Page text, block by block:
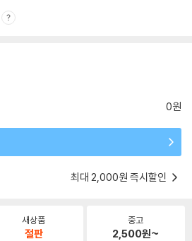
0원
최대 2,000원 즉시할인
새상품
절판
중고
2,500원~